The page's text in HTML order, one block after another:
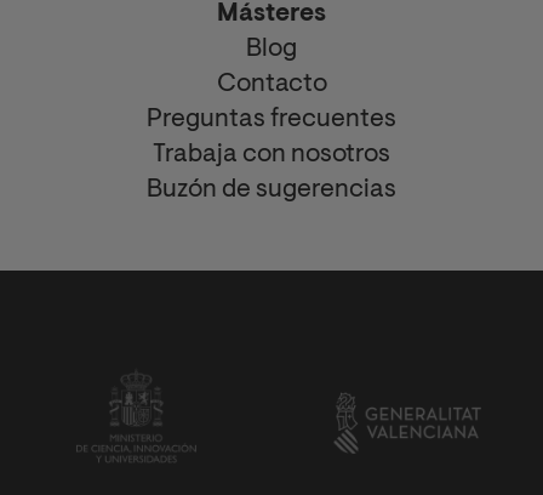
Másteres
Blog
Contacto
Preguntas frecuentes
Trabaja con nosotros
Buzón de sugerencias